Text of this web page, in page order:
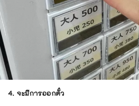
4. จะมีการออกตั๋ว